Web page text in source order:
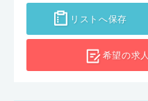
リストへ保存
希望の求